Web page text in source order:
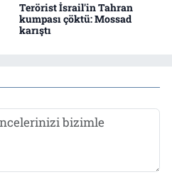
Terörist İsrail'in Tahran
kumpası çöktü: Mossad
karıştı